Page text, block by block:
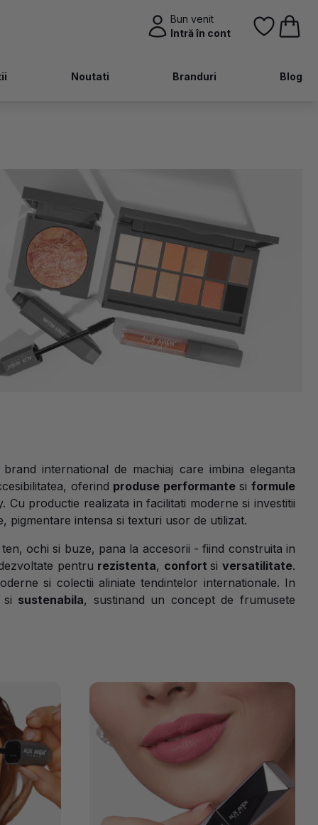
Bun venit
Intră în cont
Noutati Branduri Blog
international de machiaj care imbina eleganta
oferind produse performantesiformule
productie realizata in facilitati moderne si investitii
pigmentare intensa si texturi usor de utilizat.
ochi si buze, pana la accesorii - fiind construita in
pentru rezistenta, confortsi versatilitate.
si colectii aliniate tendintelor internationale. In
sustenabila, sustinand un concept de frumusete